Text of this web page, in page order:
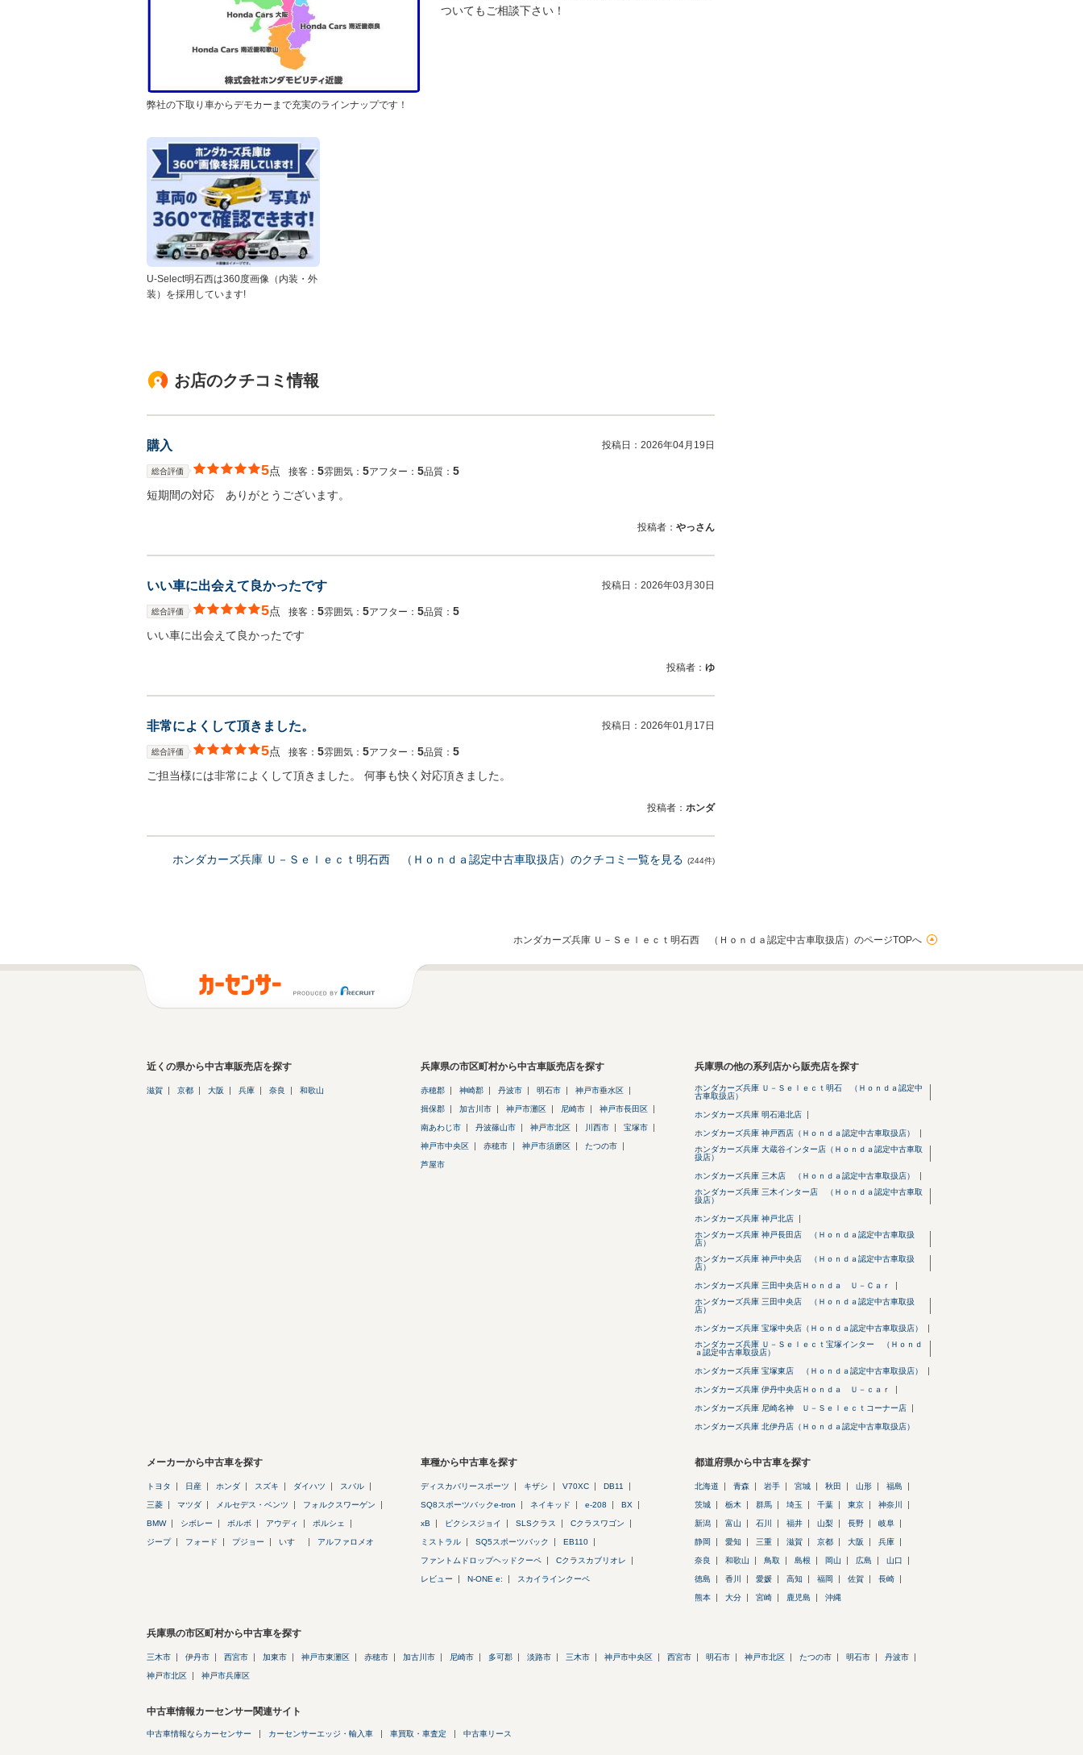
弊社の下取り車からデモカーまで充実のラインナップです！
ついてもご相談下さい！
U-Select明石西は360度画像（内装・外
装）を採用しています!
お店のクチコミ情報
購入 投稿日： 2026年04月19日
総合評価 5点 接客： 5雰囲気： 5アフター： 5品質： 5
短期間の対応 ありがとうございます。
投稿者： やっさん
いい車に出会えて良かったです 投稿日： 2026年03月30日
総合評価 5点 接客： 5雰囲気： 5アフター： 5品質： 5
いい車に出会えて良かったです
投稿者： ゆ
非常によくして頂きました。 投稿日： 2026年01月17日
総合評価 5点 接客： 5雰囲気： 5アフター： 5品質： 5
ご担当様には非常によくして頂きました。 何事も快く対応頂きました。
投稿者： ホンダ
ホンダカーズ兵庫 Ｕ－Ｓｅｌｅｃｔ明石西 （Ｈｏｎｄａ認定中古車取扱店）のクチコミ一覧を見る (244件)
ホンダカーズ兵庫 Ｕ－Ｓｅｌｅｃｔ明石西 （Ｈｏｎｄａ認定中古車取扱店）のページTOPへ
近くの県から中古車販売店を探す
滋賀 京都 大阪 兵庫 奈良 和歌山
兵庫県の市区町村から中古車販売店を探す
赤穂郡 神崎郡 丹波市 明石市 神戸市垂水区
揖保郡 加古川市 神戸市灘区 尼崎市 神戸市長田区
南あわじ市 丹波篠山市 神戸市北区 川西市 宝塚市
神戸市中央区 赤穂市 神戸市須磨区 たつの市
芦屋市
兵庫県の他の系列店から販売店を探す
ホンダカーズ兵庫 Ｕ－Ｓｅｌｅｃｔ明石 （Ｈｏｎｄａ認定中
古車取扱店）
ホンダカーズ兵庫 明石港北店
ホンダカーズ兵庫 神戸西店（Ｈｏｎｄａ認定中古車取扱店）
ホンダカーズ兵庫 大蔵谷インター店（Ｈｏｎｄａ認定中古車取
扱店）
ホンダカーズ兵庫 三木店 （Ｈｏｎｄａ認定中古車取扱店）
ホンダカーズ兵庫 三木インター店 （Ｈｏｎｄａ認定中古車取
扱店）
ホンダカーズ兵庫 神戸北店
ホンダカーズ兵庫 神戸長田店 （Ｈｏｎｄａ認定中古車取扱
店）
ホンダカーズ兵庫 神戸中央店 （Ｈｏｎｄａ認定中古車取扱
店）
ホンダカーズ兵庫 三田中央店Ｈｏｎｄａ Ｕ－Ｃａｒ
ホンダカーズ兵庫 三田中央店 （Ｈｏｎｄａ認定中古車取扱
店）
ホンダカーズ兵庫 宝塚中央店（Ｈｏｎｄａ認定中古車取扱店）
ホンダカーズ兵庫 Ｕ－Ｓｅｌｅｃｔ宝塚インター （Ｈｏｎｄ
ａ認定中古車取扱店）
ホンダカーズ兵庫 宝塚東店 （Ｈｏｎｄａ認定中古車取扱店）
ホンダカーズ兵庫 伊丹中央店Ｈｏｎｄａ Ｕ－ｃａｒ
ホンダカーズ兵庫 尼崎名神 Ｕ－Ｓｅｌｅｃｔコーナー店
ホンダカーズ兵庫 北伊丹店（Ｈｏｎｄａ認定中古車取扱店）
メーカーから中古車を探す
トヨタ 日産 ホンダ スズキ ダイハツ スバル
三菱 マツダ メルセデス・ベンツ フォルクスワーゲン
BMW シボレー ボルボ アウディ ポルシェ
ジープ フォード プジョー いすゞ アルファロメオ
車種から中古車を探す
ディスカバリースポーツ キザシ V70XC DB11
SQ8スポーツバックe-tron ネイキッド e-208 BX
xB ピクシスジョイ SLSクラス Cクラスワゴン
ミストラル SQ5スポーツバック EB110
ファントムドロップヘッドクーペ Cクラスカブリオレ
レビュー N-ONE e: スカイラインクーペ
都道府県から中古車を探す
北海道 青森 岩手 宮城 秋田 山形 福島
茨城 栃木 群馬 埼玉 千葉 東京 神奈川
新潟 富山 石川 福井 山梨 長野 岐阜
静岡 愛知 三重 滋賀 京都 大阪 兵庫
奈良 和歌山 鳥取 島根 岡山 広島 山口
徳島 香川 愛媛 高知 福岡 佐賀 長崎
熊本 大分 宮崎 鹿児島 沖縄
兵庫県の市区町村から中古車を探す
三木市 伊丹市 西宮市 加東市 神戸市東灘区 赤穂市 加古川市 尼崎市 多可郡 淡路市 三木市 神戸市中央区 西宮市 明石市 神戸市北区 たつの市 明石市 丹波市
神戸市北区 神戸市兵庫区
中古車情報カーセンサー関連サイト
中古車情報ならカーセンサー カーセンサーエッジ・輸入車 車買取・車査定 中古車リース